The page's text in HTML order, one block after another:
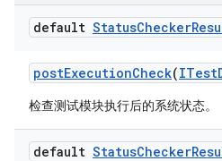
default StatusChecker
postExecutionCheck(ITest
检查测试模块执行后的系统状态。
default StatusChecker